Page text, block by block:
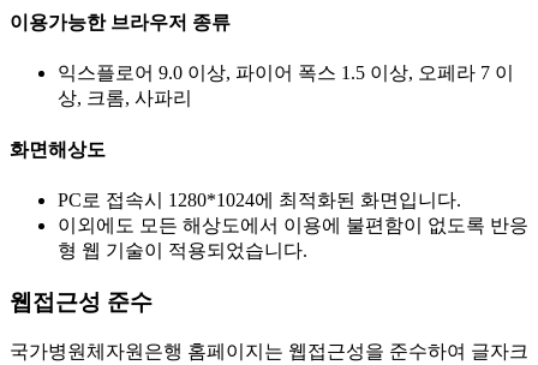
이용가능한 브라우저 종류
익스플로어 9.0 이상, 파이어 폭스 1.5 이상, 오페라 7 이
상, 크롬, 사파리
화면해상도
PC로 접속시 1280*1024에 최적화된 화면입니다.
이외에도 모든 해상도에서 이용에 불편함이 없도록 반응
형 웹 기술이 적용되었습니다.
웹접근성 준수
국가병원체자원은행 홈페이지는 웹접근성을 준수하여 글자크